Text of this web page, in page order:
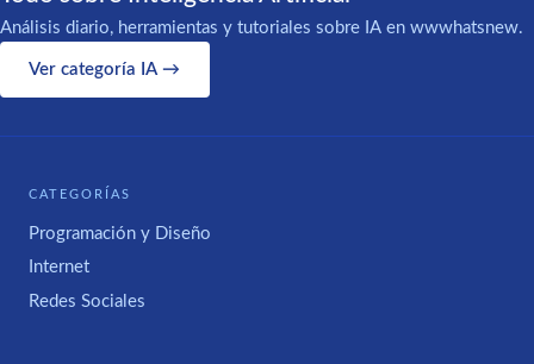
Análisis diario, herramientas y tutoriales sobre IA en wwwhatsnew.
Ver categoría IA →
CATEGORÍAS
Programación y Diseño
Internet
Redes Sociales